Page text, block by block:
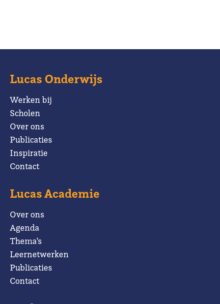
Lucas Onderwijs
Werken bij
Scholen
Over ons
Publicaties
Inspiratie
Contact
Lucas Academie
Over ons
Agenda
Thema’s
Leernetwerken
Publicaties
Contact